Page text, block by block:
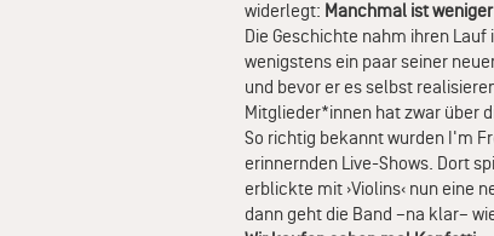
widerlegt: Manchmal ist
Die Geschichte nahm ihren
wenigstens ein paar seiner
und bevor er es selbst
Mitglieder*innen hat zwar über
So richtig bekannt wurden I'm
erinnernden Live-Shows. Dort
erblickte mit ›Violins‹ nun eine
dann geht die Band –na klar–